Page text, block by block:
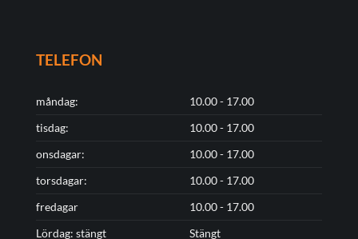
TELEFON
måndag:
10.00 - 17.00
tisdag:
10.00 - 17.00
onsdagar:
10.00 - 17.00
torsdagar:
10.00 - 17.00
fredagar
10.00 - 17.00
Lördag: stängt
Stängt